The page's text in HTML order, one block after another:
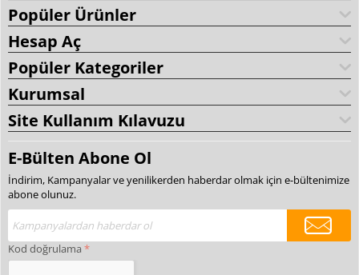
Popüler Ürünler
Hesap Aç
Popüler Kategoriler
Kurumsal
Site Kullanım Kılavuzu
E-Bülten Abone Ol
İndirim, Kampanyalar ve yenilikerden haberdar olmak için e-bültenimize
abone olunuz.
Kod doğrulama